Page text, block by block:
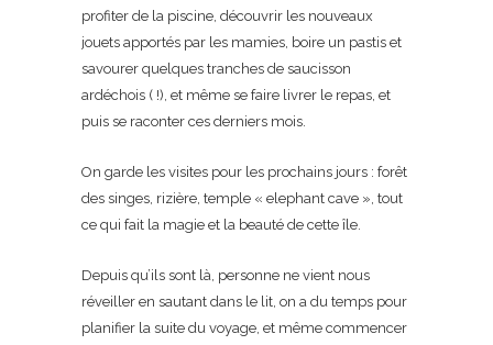
profiter de la piscine, découvrir les nouveaux
jouets apportés par les mamies, boire un pastis et
savourer quelques tranches de saucisson
ardéchois ( !), et même se faire livrer le repas, et
puis se raconter ces derniers mois.
On garde les visites pour les prochains jours : forêt
des singes, rizière, temple « elephant cave », tout
ce qui fait la magie et la beauté de cette île.
Depuis qu’ils sont là, personne ne vient nous
réveiller en sautant dans le lit, on a du temps pour
planifier la suite du voyage, et même commencer